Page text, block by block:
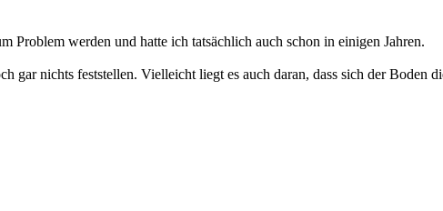
Problem werden und hatte ich tatsächlich auch schon in einigen Jahren.
gar nichts feststellen. Vielleicht liegt es auch daran, dass sich der Boden